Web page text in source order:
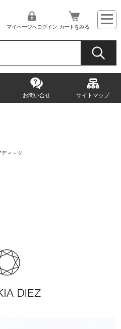
マイページへログイン カートをみる
お問い合せ サイトマップ
ィ－ツ